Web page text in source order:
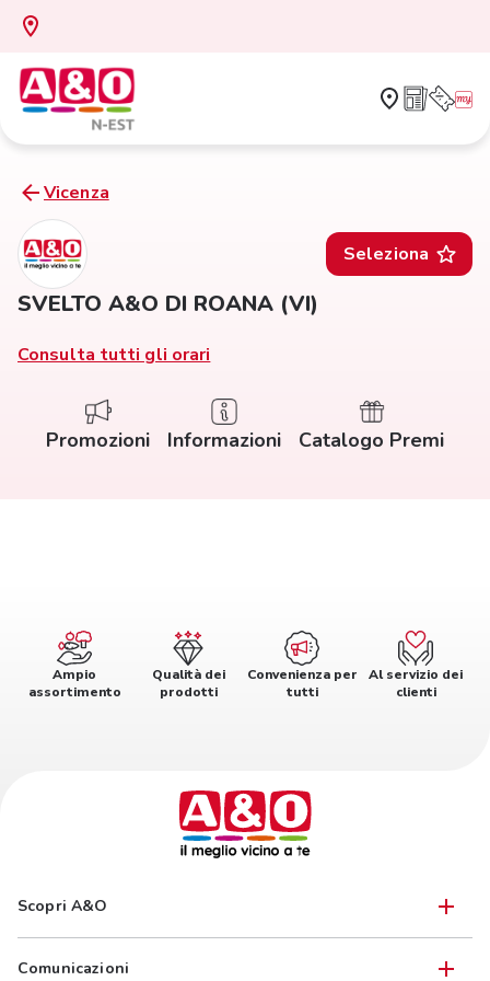
Vicenza
Seleziona
SVELTO A&O DI ROANA (VI)
Consulta tutti gli orari
Promozioni Informazioni Catalogo Premi
Ampio
assortimento
Qualità dei
prodotti
Convenienza per
tutti
Al servizio dei
clienti
Scopri A&O
Comunicazioni